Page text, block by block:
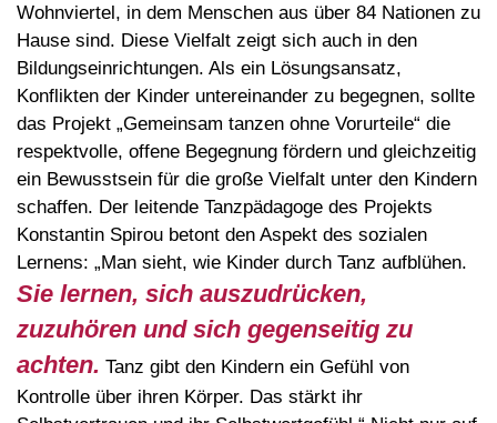
Wohnviertel, in dem Menschen aus über 84 Nationen zu
Hause sind. Diese Vielfalt zeigt sich auch in den
Bildungseinrichtungen. Als ein Lösungsansatz,
Konflikten der Kinder untereinander zu begegnen, sollte
das Projekt „Gemeinsam tanzen ohne Vorurteile“ die
respektvolle, offene Begegnung fördern und gleichzeitig
ein Bewusstsein für die große Vielfalt unter den Kindern
schaffen. Der leitende Tanzpädagoge des Projekts
Konstantin Spirou betont den Aspekt des sozialen
Lernens: „Man sieht, wie Kinder durch Tanz aufblühen.
Sie lernen, sich auszudrücken,
zuzuhören und sich gegenseitig zu
achten. Tanz gibt den Kindern ein Gefühl von
Kontrolle über ihren Körper. Das stärkt ihr